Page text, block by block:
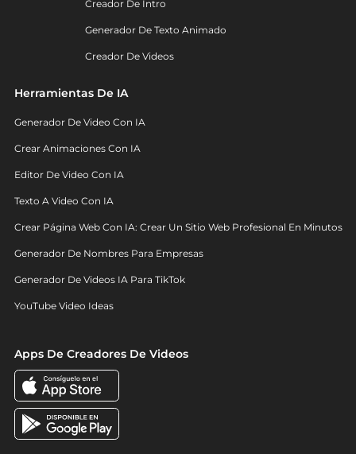
Creador De Intro
Generador De Texto Animado
Creador De Videos
Herramientas De IA
Generador De Video Con IA
Crear Animaciones Con IA
Editor De Video Con IA
Texto A Video Con IA
Crear Página Web Con IA: Crear Un Sitio Web Profesional En Minutos
Generador De Nombres Para Empresas
Generador De Videos IA Para TikTok
YouTube Video Ideas
Apps De Creadores De Videos